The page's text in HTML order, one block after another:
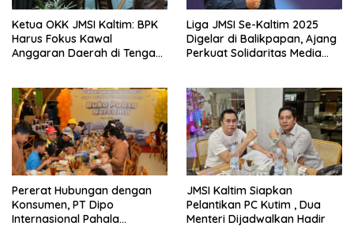
Ketua OKK JMSI Kaltim: BPK
Harus Fokus Kawal
Anggaran Daerah di Tengah
Liga JMSI Se-Kaltim 2025
Digelar di Balikpapan, Ajang
Perkuat Solidaritas Media
Pererat Hubungan dengan
Konsumen, PT Dipo
Internasional Pahala
JMSI Kaltim Siapkan
Pelantikan PC Kutim , Dua
Menteri Dijadwalkan Hadir